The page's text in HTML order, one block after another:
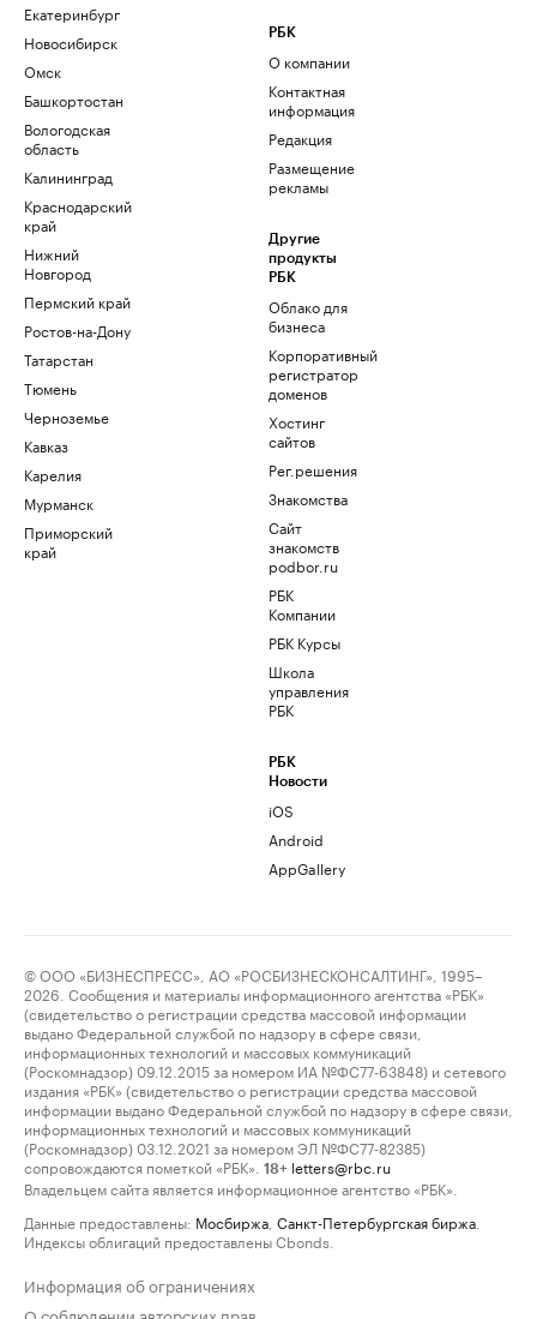
Екатеринбург
Новосибирск
Омск
Башкортостан
Вологодская
область
Калининград
Краснодарский
край
Нижний
Новгород
Пермский край
Ростов-на-Дону
Татарстан
Тюмень
Черноземье
Кавказ
Карелия
Мурманск
Приморский
край
РБК
О компании
Контактная
информация
Редакция
Размещение
рекламы
Другие
продукты
РБК
Облако для
бизнеса
Корпоративный
регистратор
доменов
Хостинг
сайтов
Рег.решения
Знакомства
Сайт
знакомств
podbor.ru
РБК
Компании
РБК Курсы
Школа
управления
РБК
РБК
Новости
iOS
Android
AppGallery
© ООО «БИЗНЕСПРЕСС», АО «РОСБИЗНЕСКОНСАЛТИНГ», 1995–
2026. Сообщения и материалы информационного агентства «РБК»
(свидетельство о регистрации средства массовой информации
выдано Федеральной службой по надзору в сфере связи,
информационных технологий и массовых коммуникаций
(Роскомнадзор) 09.12.2015 за номером ИА №ФС77-63848) и сетевого
издания «РБК» (свидетельство о регистрации средства массовой
информации выдано Федеральной службой по надзору в сфере связи,
информационных технологий и массовых коммуникаций
(Роскомнадзор) 03.12.2021 за номером ЭЛ №ФС77-82385)
сопровождаются пометкой «РБК».
18+ letters@rbc.ru
Владельцем сайта является информационное агентство «РБК».
Данные предоставлены: Мосбиржа Санкт-Петербургская биржа
Индексы облигаций предоставлены Cbonds.
Информация об ограничениях
О соблюдении авторских прав